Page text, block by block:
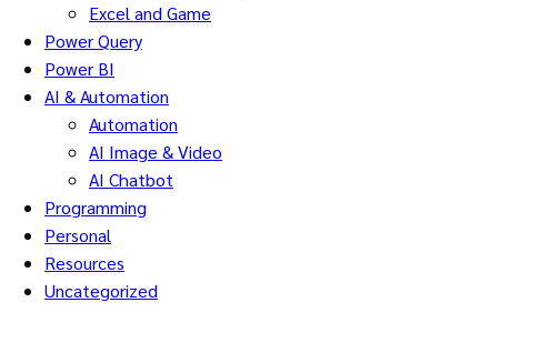
Excel and Game
Power Query
Power BI
AI & Automation
Automation
AI Image & Video
AI Chatbot
Programming
Personal
Resources
Uncategorized